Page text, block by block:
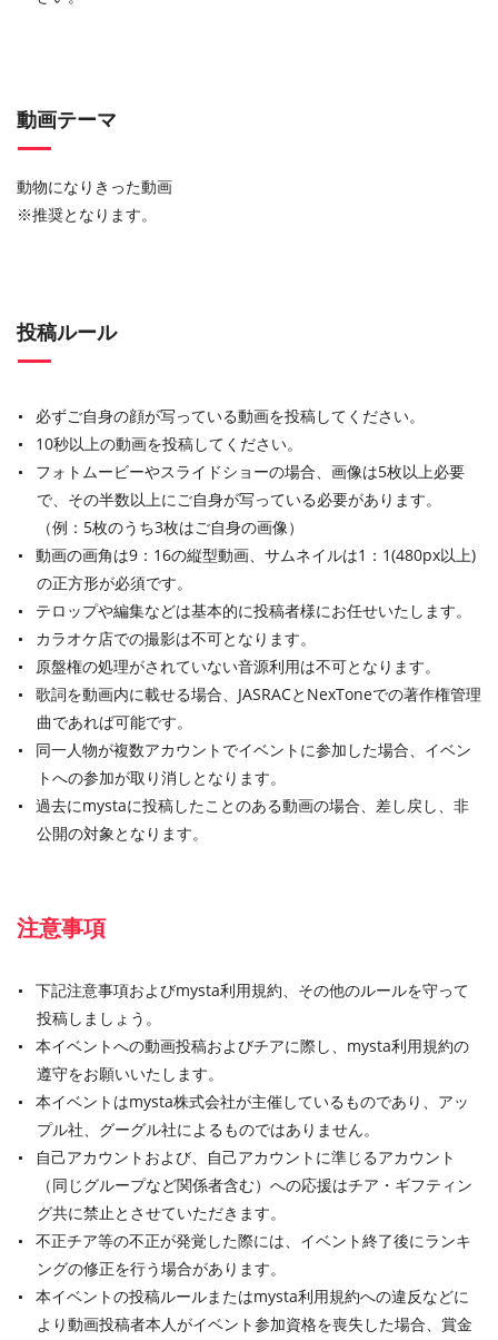
動画テーマ
動物になりきった動画
※推奨となります。
投稿ルール
必ずご自身の顔が写っている動画を投稿してください。
10秒以上の動画を投稿してください。
フォトムービーやスライドショーの場合、画像は5枚以上必要
で、その半数以上にご自身が写っている必要があります。
（例：5枚のうち3枚はご自身の画像）
動画の画角は9：16の縦型動画、サムネイルは1：1(480px以上)
の正方形が必須です。
テロップや編集などは基本的に投稿者様にお任せいたします。
カラオケ店での撮影は不可となります。
原盤権の処理がされていない音源利用は不可となります。
歌詞を動画内に載せる場合、JASRACとNexToneでの著作権管理
曲であれば可能です。
同一人物が複数アカウントでイベントに参加した場合、イベン
トへの参加が取り消しとなります。
過去にmystaに投稿したことのある動画の場合、差し戻し、非
公開の対象となります。
注意事項
下記注意事項およびmysta利用規約、その他のルールを守って
投稿しましょう。
本イベントへの動画投稿およびチアに際し、mysta利用規約の
遵守をお願いいたします。
本イベントはmysta株式会社が主催しているものであり、アッ
プル社、グーグル社によるものではありません。
自己アカウントおよび、自己アカウントに準じるアカウント
（同じグループなど関係者含む）への応援はチア・ギフティン
グ共に禁止とさせていただきます。
不正チア等の不正が発覚した際には、イベント終了後にランキ
ングの修正を行う場合があります。
本イベントの投稿ルールまたはmysta利用規約への違反などに
より動画投稿者本人がイベント参加資格を喪失した場合、賞金